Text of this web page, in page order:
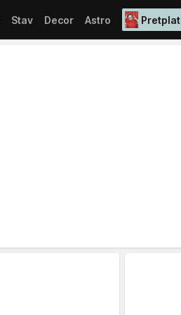
Stav Decor Astro